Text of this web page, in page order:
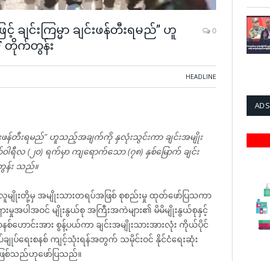
ချင်းကြမ္မာ ချင်းဖန်တီးရမည်” ဟူ
တိုက်တွန်း
0
HEADLINE
င်းဖန်တီးရမည်” ဟူသည့်အချက်ကို နှလုံးသွင်းကာ ချင်းအမျိုး
ရီလ (၂၀) ရက်မှာ ကျရောက်သော (၇၈) နှစ်မြောက် ချင်း
တွန်း သည်။
မျိုးတို့မှ အမျိုးသားတရပ်အဖြစ် စုစည်းမှု ထုတ်ဖော်ပြသကာ
မှုအပါအဝင် မျိုးနွယ်စု အကြီးအကဲများ၏ မိမိမျိုးနွယ်စုနှင့်
ာင်းအား စွန့်ပယ်ကာ ချင်းအမျိုးသားအားလုံး ကိုယ်ပိုင်
ျုပ်ရေးစနစ် ကျင့်သုံးရန်အတွက် သမိုင်းဝင် နိုင်ငံရေးဆုံး
ဖြစ်သည်ဟုဖော်ပြသည်။
ADS